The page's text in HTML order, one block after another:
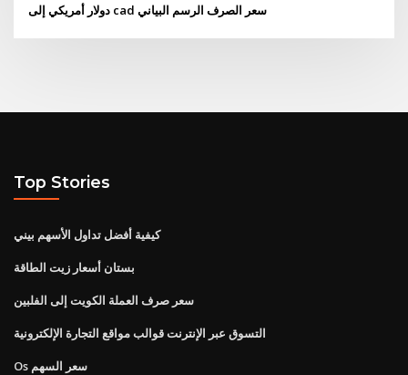
دولار أمريكي إلى cad سعر الصرف الرسم البياني
Top Stories
كيفية أفضل تداول الأسهم بيني
بستان أسعار زيت الطاقة
سعر صرف العملة الكويت إلى الفلبين
التسوق عبر الإنترنت قوالب مواقع التجارة الإلكترونية
Os سعر السهم